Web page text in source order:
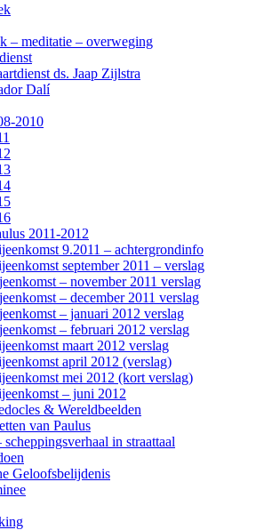
– meditatie – overweging
ds. Jaap Zijlstra
Dalí
2010
2011-2012
9.2011 – achtergrondinfo
september 2011 – verslag
– november 2011 verslag
– december 2011 verslag
– januari 2012 verslag
– februari 2012 verslag
maart 2012 verslag
april 2012 (verslag)
mei 2012 (kort verslag)
– juni 2012
& Wereldbeelden
van Paulus
scheppingsverhaal in straattaal
Geloofsbelijdenis